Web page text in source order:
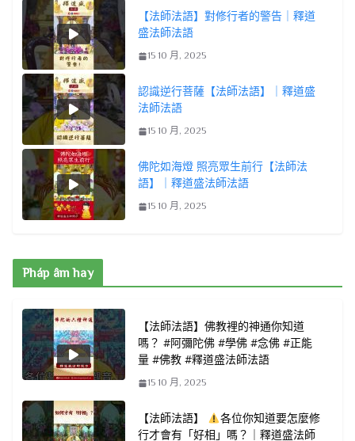
【法師法語】對修行者的警告｜釋道
盛法師法語
15 10 月, 2025
認識逆行菩薩【法師法語】｜釋道盛
法師法語
15 10 月, 2025
佛陀如海燈 照亮眾生前行【法師法
語】｜釋道盛法師法語
15 10 月, 2025
Pháp âm hay
【法師法語】佛教裡的神通你知道
嗎？ #阿彌陀佛 #學佛 #念佛 #正能
量 #佛教 #釋道盛法師法語
15 10 月, 2025
【法師法語】
各位你知道要怎麼修
行才會有「好相」嗎？｜釋道盛法師